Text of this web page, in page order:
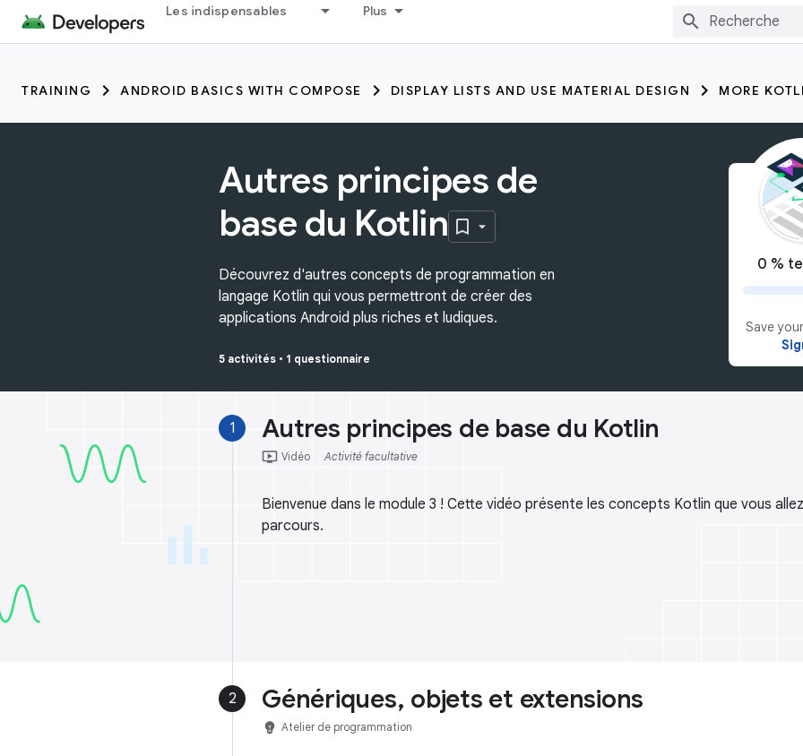
Les indispensables Plus
TRAINING ANDROID BASICS WITH COMPOSE DISPLAY LISTS AND USE MATERIAL DESIGN MORE
Autres principes de
base du Kotlin
Découvrez d'autres concepts de programmation en
langage Kotlin qui vous permettront de créer des
applications Android plus riches et ludiques.
5 activités • 1 questionnaire
0 %
Save
1 Autres principes de base du Kotlin
ondemand_video Vidéo Activité facultative
Bienvenue dans le module 3 ! Cette vidéo présente les concepts Kotlin que vous
parcours.
2 Génériques, objets et extensions
emoji_objects Atelier de programmation